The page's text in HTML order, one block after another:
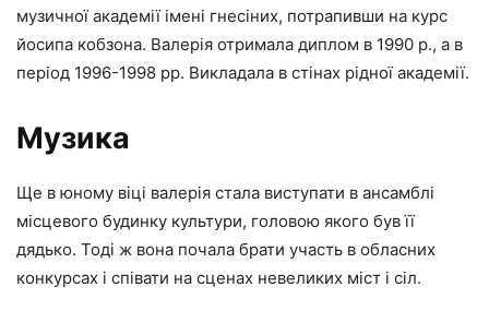
музичної академії імені гнесіних, потрапивши на курс
йосипа кобзона. Валерія отримала диплом в 1990 р., а в
період 1996-1998 рр. Викладала в стінах рідної академії.
Музика
Ще в юному віці валерія стала виступати в ансамблі
місцевого будинку культури, головою якого був її
дядько. Тоді ж вона почала брати участь в обласних
конкурсах і співати на сценах невеликих міст і сіл.